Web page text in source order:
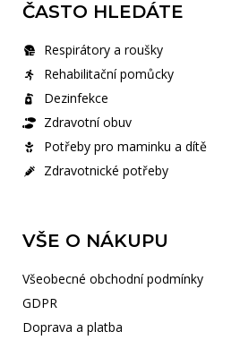
ČASTO HLEDÁTE
Respirátory a roušky
Rehabilitační pomůcky
Dezinfekce
Zdravotní obuv
Potřeby pro maminku a dítě
Zdravotnické potřeby
VŠE O NÁKUPU
Všeobecné obchodní podmínky
GDPR
Doprava a platba